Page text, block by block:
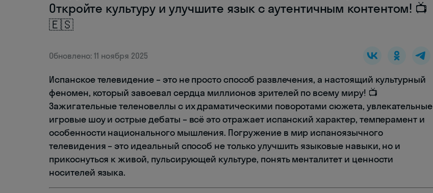
Откройте культуру и улучшите язык с аутентичным контентом! 📺
🇪🇸
Обновлено: 11 ноября 2025
Испанское телевидение – это не просто способ развлечения, а настоящий культурный
феномен, который завоевал сердца миллионов зрителей по всему миру! 📺
Зажигательные теленовеллы с их драматическими поворотами сюжета, увлекательные
игровые шоу и острые дебаты – всё это отражает испанский характер, темперамент и
особенности национального мышления. Погружение в мир испаноязычного
телевидения – это идеальный способ не только улучшить языковые навыки, но и
прикоснуться к живой, пульсирующей культуре, понять менталитет и ценности
носителей языка.